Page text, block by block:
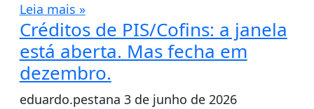
Leia mais »
Créditos de PIS/Cofins: a janela
está aberta. Mas fecha em
dezembro.
eduardo.pestana 3 de junho de 2026